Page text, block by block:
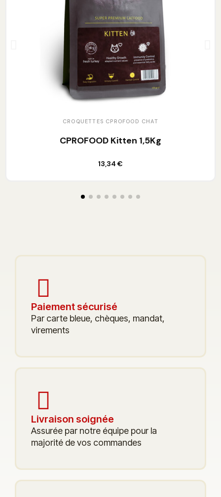
CROQUETTES CPROFOOD CHAT
CPROFOOD Kitten 1,5Kg
13,34 €
Ajouter au panier
Paiement sécurisé
Par carte bleue, chèques, mandat,
virements
Livraison soignée
Assurée par notre équipe pour la
majorité de vos commandes